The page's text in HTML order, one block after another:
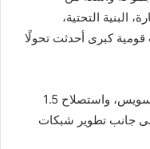
البنية التحتية،
كبرى أحدثت تحولًا
، واستصلاح 1.5
جانب تطوير شبكات